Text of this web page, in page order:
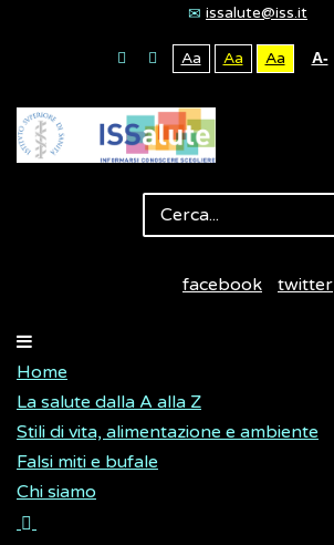
issalute@iss.it
Aa Aa Aa A-
facebook twitter
Home
La salute dalla A alla Z
Stili di vita, alimentazione e ambiente
Falsi miti e bufale
Chi siamo